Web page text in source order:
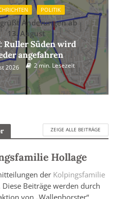
POLITIK
Änderungen ab
13. August
Ruller Süden wird
angefahren
2026 2 min. Lesezeit
ZEIGE ALLE BEITRÄGE
Hollage
der Kolpingsfamilie
Diese Beiträge werden durch
von „Wallenhorster“